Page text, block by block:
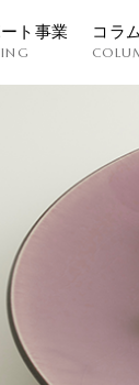
ト事業 コラム